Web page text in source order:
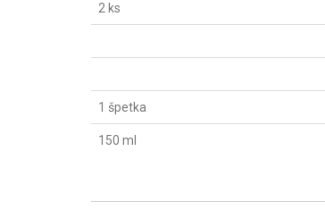
2 ks
1 špetka
150 ml